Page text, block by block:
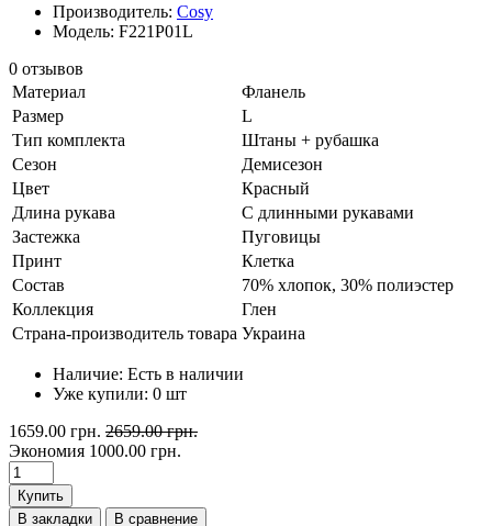
Производитель: Cosy
Модель: F221P01L
0 отзывов
Материал
Фланель
Размер
L
Тип комплекта
Штаны + рубашка
Сезон
Демисезон
Цвет
Красный
Длина рукава
С длинными рукавами
Застежка
Пуговицы
Принт
Клетка
Состав
70% хлопок, 30% полиэстер
Коллекция
Глен
Страна-производитель товара Украина
Наличие: Есть в наличии
Уже купили: 0 шт
1659.00 грн. 2659.00 грн.
Экономия 1000.00 грн.
Купить
В закладки
В сравнение